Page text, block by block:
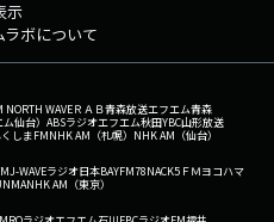
示
ボについて
NORTH WAVEＲＡＢ青森放送エフエム青森
仙台） ABSラジオエフエム秋田YBC山形放送
しまFMNHK AM（札幌） NHK AM（仙台）
J-WAVEラジオ日本BAYFM78NACK5 ＦＭヨコハマ
NHK AM（東京）